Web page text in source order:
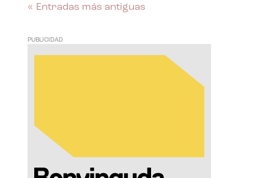
« Entradas más antiguas
PUBLICIDAD